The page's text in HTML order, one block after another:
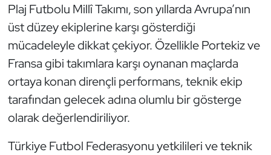
Plaj Futbolu Millî Takımı, son yıllarda Avrupa’nın
üst düzey ekiplerine karşı gösterdiği
mücadeleyle dikkat çekiyor. Özellikle Portekiz ve
Fransa gibi takımlara karşı oynanan maçlarda
ortaya konan dirençli performans, teknik ekip
tarafından gelecek adına olumlu bir gösterge
olarak değerlendiriliyor.
Türkiye Futbol Federasyonu yetkilileri ve teknik
Tekvando
Tenis
Triatlon
Voleybol
Vücut Geliştirme Fitness